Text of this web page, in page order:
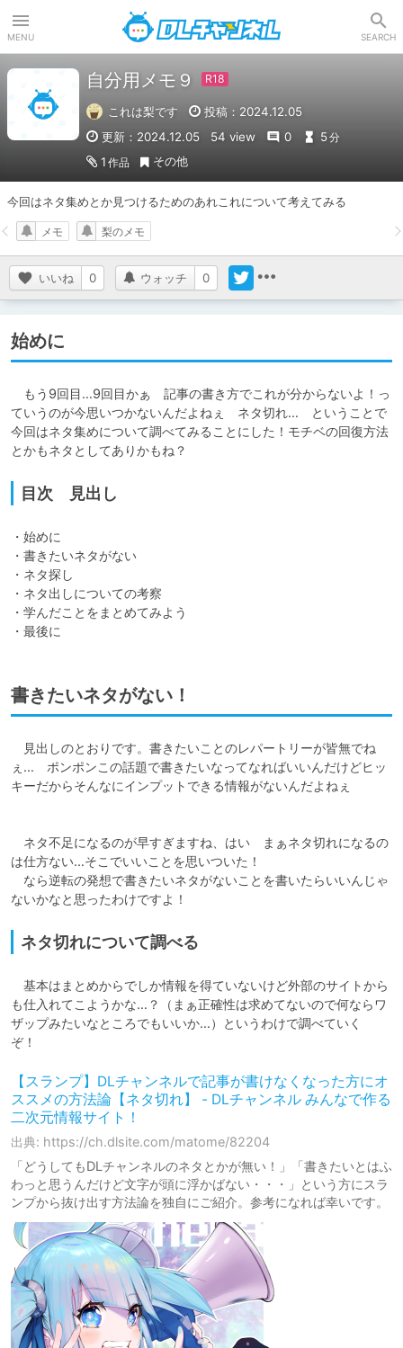
MENU SEARCH
自分用メモ９
これは梨です
投稿：2024.12.05
更新：2024.12.05
54 view 0 5分
1 作品 その他
今回はネタ集めとか見つけるためのあれこれについて考えてみる
いいね 0 ウォッチ 0
メモ 梨のメモ
始めに
もう9回目…9回目かぁ　記事の書き方でこれが分からないよ！っ
ていうのが今思いつかないんだよねぇ　ネタ切れ…　ということで
今回はネタ集めについて調べてみることにした！モチベの回復方法
とかもネタとしてありかもね？
目次 見出し
・始めに
・書きたいネタがない
・ネタ探し
・ネタ出しについての考察
・学んだことをまとめてみよう
・最後に
書きたいネタがない！
見出しのとおりです。書きたいことのレパートリーが皆無でね
ぇ…　ポンポンこの話題で書きたいなってなればいいんだけどヒッ
キーだからそんなにインプットできる情報がないんだよねぇ
ネタ不足になるのが早すぎますね、はい　まぁネタ切れになるの
は仕方ない…そこでいいことを思いついた！
なら逆転の発想で書きたいネタがないことを書いたらいいんじゃ
ないかなと思ったわけですよ！
ネタ切れについて調べる
基本はまとめからでしか情報を得ていないけど外部のサイトから
も仕入れてこようかな…？（まぁ正確性は求めてないので何ならワ
ザップみたいなところでもいいか…）というわけで調べていく
ぞ！
【スランプ】DLチャンネルで記事が書けなくなった方にオ
ススメの方法論【ネタ切れ】 - DLチャンネル みんなで作る
二次元情報サイト！
出典: https://ch.dlsite.com/matome/82204
「どうしてもDLチャンネルのネタとかが無い！」「書きたいとはふ
わっと思うんだけど文字が頭に浮かばない・・・」という方にスラ
ンプから抜け出す方法論を独自にご紹介。参考になれば幸いです。